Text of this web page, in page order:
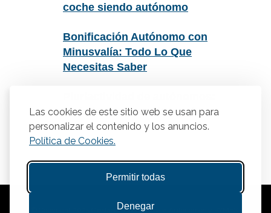
Las cookies de este sitio web se usan para
personalizar el contenido y los anuncios.
Política de Cookies.
Permitir todas
Denegar
coche siendo autónomo
Bonificación Autónomo con
Minusvalía: Todo Lo Que
Necesitas Saber
Todo lo que necesitas saber
© Copyright 2025 Gestasor. Asesoría para Autónomos y PYMES.